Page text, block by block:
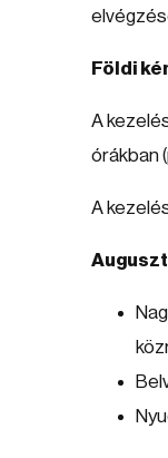
Földi
A
órákban
A